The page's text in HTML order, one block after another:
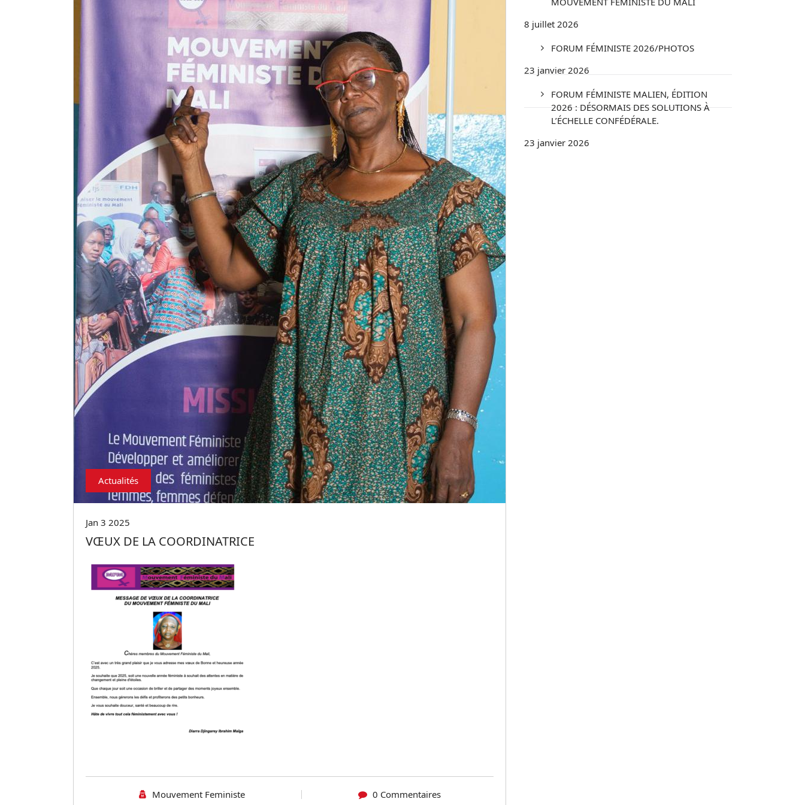
Actualités
Jan 3 2025
VŒUX DE LA COORDINATRICE
Mouvement Feministe 0 Commentaires
8 juillet 2026
FORUM FÉMINISTE 2026/PHOTOS
23 janvier 2026
FORUM FÉMINISTE MALIEN, ÉDITION
2026 : DÉSORMAIS DES SOLUTIONS À
L’ÉCHELLE CONFÉDÉRALE.
23 janvier 2026